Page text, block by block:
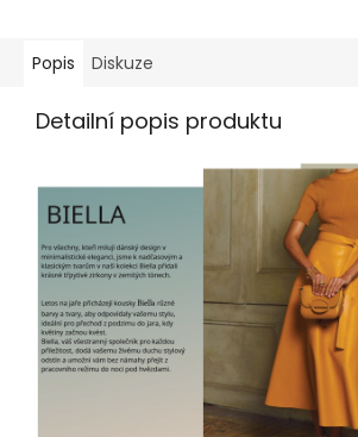
Popis Diskuze
Detailní popis produktu